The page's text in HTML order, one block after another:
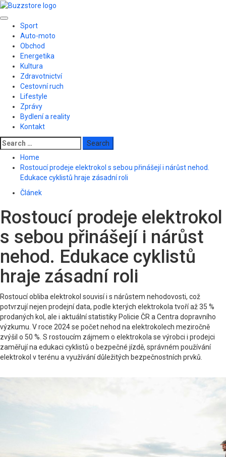
Skip
content
Primary
Menu
Sport
Auto-moto
Obchod
Energetika
Kultura
Zdravotnictví
Cestovní ruch
Lifestyle
Zprávy
Bydlení a reality
Kontakt
Search
for:
Home
Rostoucí prodeje elektrokol s sebou přinášejí i nárůst nehod.
Edukace cyklistů hraje zásadní roli
Článek
Rostoucí prodeje elektrokol
s sebou přinášejí i nárůst
nehod. Edukace cyklistů
hraje zásadní roli
Rostoucí obliba elektrokol souvisí i s nárůstem nehodovosti, což
potvrzují nejen prodejní data, podle kterých elektrokola tvoří až 35 %
prodaných kol, ale i aktuální statistiky Policie ČR a Centra dopravního
výzkumu. V roce 2024 se počet nehod na elektrokolech meziročně
zvýšil o 50 %. S rostoucím zájmem o elektrokola se výrobci i prodejci
zaměřují na edukaci cyklistů o bezpečné jízdě, správném používání
elektrokol v terénu a využívání důležitých bezpečnostních prvků.